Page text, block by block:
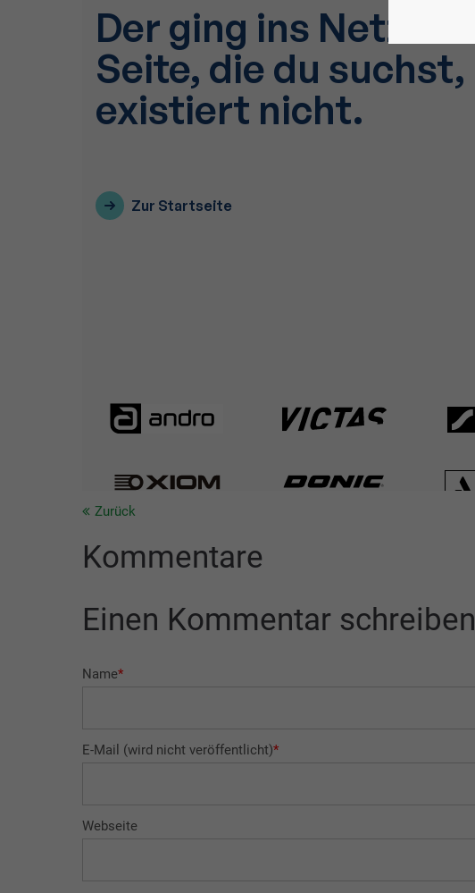
Zurück
Kommentare
Einen Kommentar schreiben
Name*
E-Mail (wird nicht veröffentlicht)*
Webseite